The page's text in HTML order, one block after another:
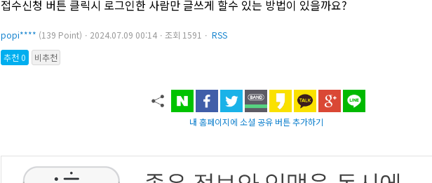
접수신청 버튼 클릭시 로그인한 사람만 글쓰게 할수 있는 방법이 있을까요?
popi**** (139 Point)ㆍ2024.07.09 00:14ㆍ조회 1591ㆍ RSS
추천 0
비추천
내 홈페이지에 소셜 공유 버튼 추가하기